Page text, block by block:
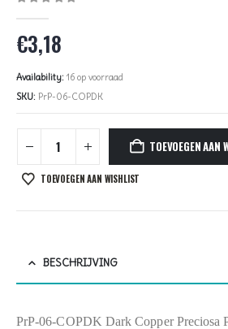
€3,18
Availability: 16 op voorraad
SKU: PrP-06-COPDK
TOEVOEGEN AAN
TOEVOEGEN AAN WISHLIST
BESCHRIJVING
PrP-06-COPDK Dark Copper Preciosa